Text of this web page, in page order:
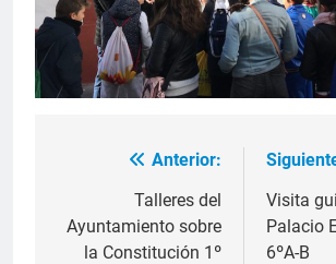
Navegación
entradas
Anterior:
Talleres del
Ayuntamiento sobre
la Constitución 1º
Visita
Palacio
6ºA-B